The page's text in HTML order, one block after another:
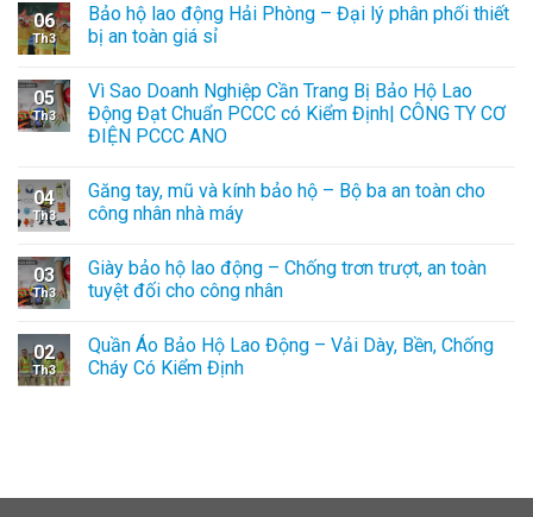
06
Th3
Bảo hộ lao động Hải Phòng – Đại lý phân phối thiết
bị an toàn giá sỉ
05
Th3
Vì Sao Doanh Nghiệp Cần Trang Bị Bảo Hộ Lao
Động Đạt Chuẩn PCCC có Kiểm Định| CÔNG TY CƠ
ĐIỆN PCCC ANO
04
Th3
Găng tay, mũ và kính bảo hộ – Bộ ba an toàn cho
công nhân nhà máy
03
Th3
Giày bảo hộ lao động – Chống trơn trượt, an toàn
tuyệt đối cho công nhân
02
Th3
Quần Áo Bảo Hộ Lao Động – Vải Dày, Bền, Chống
Cháy Có Kiểm Định